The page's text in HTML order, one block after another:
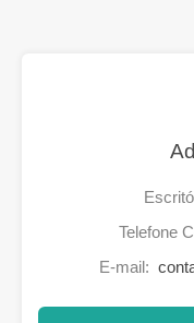
Telefone
E-mail: